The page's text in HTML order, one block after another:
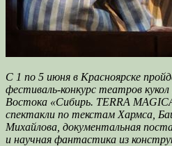
С 1 по 5 июня в Красноярске
фестиваль-конкурс театров
Востока «Сибирь. TERRA
спектакли по текстам Хармса,
Михайлова, документальная
и научная фантастика из